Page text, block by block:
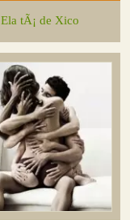
Ela tÃ¡ de Xico